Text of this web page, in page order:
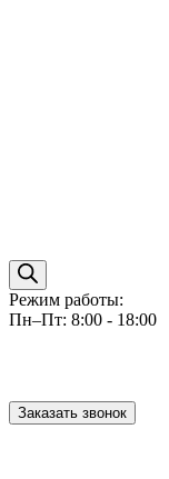
Режим работы:
Пн–Пт: 8:00 - 18:00
Заказать звонок